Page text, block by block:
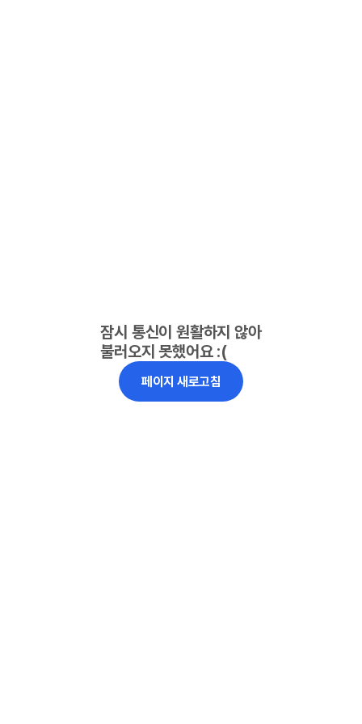
잠시 통신이 원활하지 않아
불러오지 못했어요 :(
페이지 새로고침